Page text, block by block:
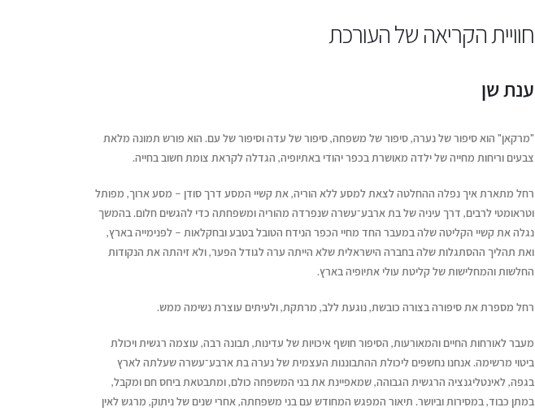
חוויית הקריאה של העורכת
ענת שן
"מרקאן" הוא סיפור של נערה, סיפור של משפחה, סיפור של עדה וסיפור של עם. הוא פורש תמונה מלאת
צבעים וריחות מחייה של ילדה מאושרת בכפר יהודי באתיופיה, הגדלה לקראת צומת חשוב בחייה.
רחל מתארת איך נפלה ההחלטה לצאת למסע ללא הוריה, את קשיי המסע דרך סודן – מסע ארוך, מפותל
וטראומטי לרבים, דרך עיניה של בת ארבע־עשרה שנפרדה מהוריה ומשפחתה כדי להגשים חלום. בהמשך
נגלה את קשיי הקליטה שלה במעבר החד מחיי הכפר הנידח הטובל בטבע ובחקלאות – לפנימייה בארץ,
ואת תהליך ההסתגלות שלה בחברה הישראלית שלא הייתה ערה לגודל הפער, ולא זיהתה את הנקודות
החלשות והמחלישות של קליטת עולי אתיופיה בארץ.
רחל מספרת את סיפורה בצורה כובשת, נוגעת ללב, מרתקת, ולעיתים עוצרת נשימה ממש.
מעבר לאורחות החיים והמאורעות, הסיפור חושף איכויות של עדינות, תבונה רבה, עוצמה רגשית ויכולת
ביטוי מרשימה. אנחנו נחשפים ליכולת ההתבוננות העצמית של נערה בת ארבע־עשרה שעלתה לארץ
בגפה, לאינטליגנציה הרגשית הגבוהה, שמאפיינת את בני המשפחה כולם, ומתבטאת ביחס חם ומקבל,
במתן כבוד, במסירות וביושר. תיאור המפגש המחודש עם בני משפחתה, אחרי שנים של ניתוק, מרגש לאין